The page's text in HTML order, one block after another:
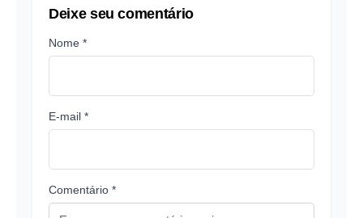
Deixe seu comentário
Nome *
E-mail *
Comentário *